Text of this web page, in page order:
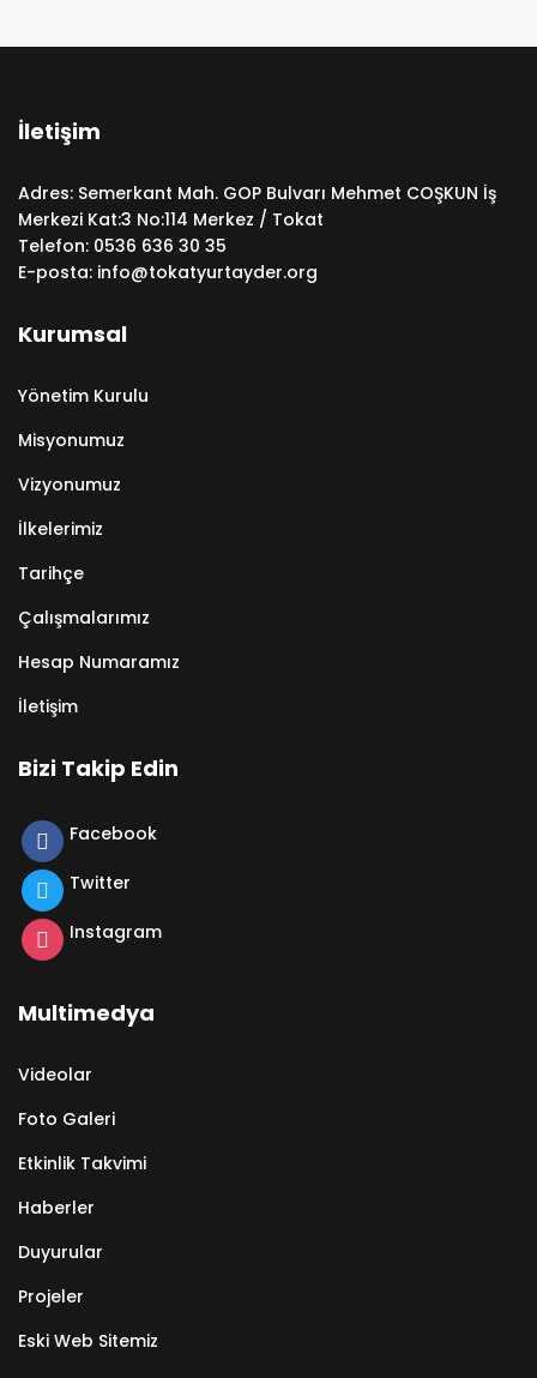
İletişim
Adres: Semerkant Mah. GOP Bulvarı Mehmet COŞKUN İş
Merkezi Kat:3 No:114 Merkez / Tokat
Telefon: 0536 636 30 35
E-posta: info@tokatyurtayder.org
Kurumsal
Yönetim Kurulu
Misyonumuz
Vizyonumuz
İlkelerimiz
Tarihçe
Çalışmalarımız
Hesap Numaramız
İletişim
Bizi Takip Edin
Facebook
Twitter
Instagram
Multimedya
Videolar
Foto Galeri
Etkinlik Takvimi
Haberler
Duyurular
Projeler
Eski Web Sitemiz